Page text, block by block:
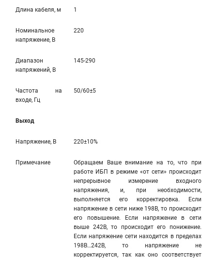
Длина кабеля, м 1
Номинальное
напряжение, В
220
Диапазон
напряжений, В
145-290
Частота на
входе, Гц
50/60±5
Выход
Напряжение, В 220±10%
Примечание
Обращаем Ваше внимание на то, что при
работе ИБП в режиме «от сети» происходит
непрерывное измерение входного
напряжения, и, при необходимости,
выполняется его корректировка. Если
напряжение в сети ниже 198В, то происходит
его повышение. Если напряжение в сети
выше 242В, то происходит его понижение.
Если напряжение сети находится в пределах
198В…242В, то напряжение не
корректируется, так как оно соответствует